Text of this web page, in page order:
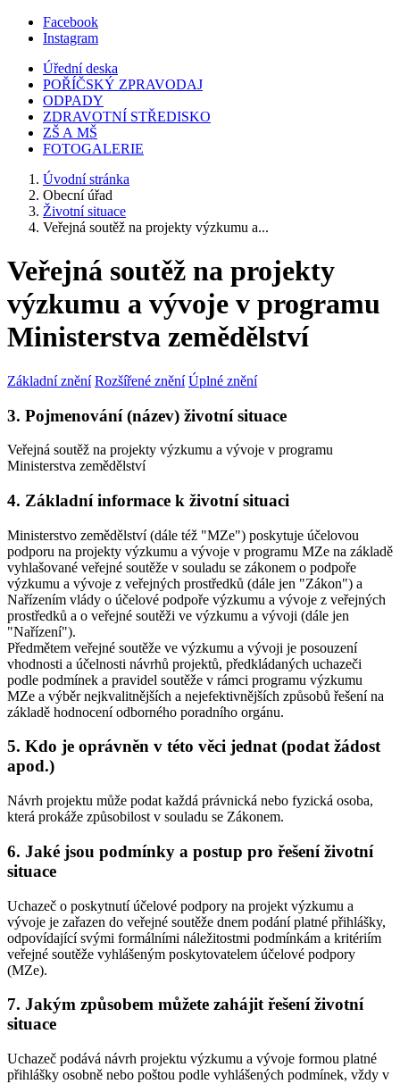
Facebook
Instagram
Úřední deska
POŘÍČSKÝ ZPRAVODAJ
ODPADY
ZDRAVOTNÍ STŘEDISKO
ZŠ A MŠ
FOTOGALERIE
Úvodní stránka
Obecní úřad
Životní situace
Veřejná soutěž na projekty výzkumu a...
Veřejná soutěž na projekty
výzkumu a vývoje v programu
Ministerstva zemědělství
Základní znění Rozšířené znění Úplné znění
3. Pojmenování (název) životní situace
Veřejná soutěž na projekty výzkumu a vývoje v programu
Ministerstva zemědělství
4. Základní informace k životní situaci
Ministerstvo zemědělství (dále též "MZe") poskytuje účelovou
podporu na projekty výzkumu a vývoje v programu MZe na základě
vyhlašované veřejné soutěže v souladu se zákonem o podpoře
výzkumu a vývoje z veřejných prostředků (dále jen "Zákon") a
Nařízením vlády o účelové podpoře výzkumu a vývoje z veřejných
prostředků a o veřejné soutěži ve výzkumu a vývoji (dále jen
"Nařízení").
Předmětem veřejné soutěže ve výzkumu a vývoji je posouzení
vhodnosti a účelnosti návrhů projektů, předkládaných uchazeči
podle podmínek a pravidel soutěže v rámci programu výzkumu
MZe a výběr nejkvalitnějších a nejefektivnějších způsobů řešení na
základě hodnocení odborného poradního orgánu.
5. Kdo je oprávněn v této věci jednat (podat žádost
apod.)
Návrh projektu může podat každá právnická nebo fyzická osoba,
která prokáže způsobilost v souladu se Zákonem.
6. Jaké jsou podmínky a postup pro řešení životní
situace
Uchazeč o poskytnutí účelové podpory na projekt výzkumu a
vývoje je zařazen do veřejné soutěže dnem podání platné přihlášky,
odpovídající svými formálními náležitostmi podmínkám a kritériím
veřejné soutěže vyhlášeným poskytovatelem účelové podpory
(MZe).
7. Jakým způsobem můžete zahájit řešení životní
situace
Uchazeč podává návrh projektu výzkumu a vývoje formou platné
přihlášky osobně nebo poštou podle vyhlášených podmínek, vždy v